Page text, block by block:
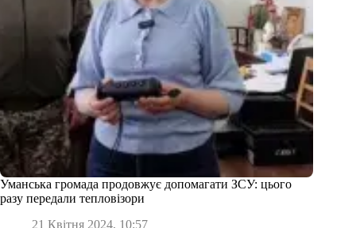
Уманська громада продовжує допомагати ЗСУ: цього
разу передали тепловізори
21 Квітня 2024, 10:57